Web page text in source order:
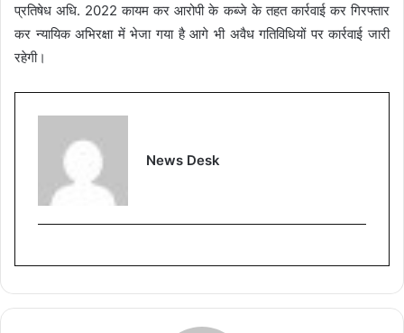
प्रतिषेध अधि. 2022 कायम कर आरोपी के कब्जे के तहत कार्रवाई कर गिरफ्तार
कर न्यायिक अभिरक्षा में भेजा गया है आगे भी अवैध गतिविधियों पर कार्रवाई जारी
रहेगी।
News Desk